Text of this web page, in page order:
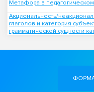
Метафора в педагогическом
Акциональность/
глаголов и категория
грамматической сущности